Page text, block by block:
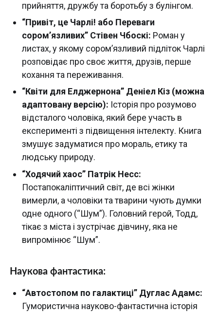
прийняття, дружбу та боротьбу з булінгом.
“Привіт, це Чарлі! або Переваги
сором’язливих” Стівен Чбоскі: Роман у
листах, у якому сором’язливий підліток Чарлі
розповідає про своє життя, друзів, перше
кохання та переживання.
“Квіти для Елджернона” Деніел Кіз (можна
адаптовану версію): Історія про розумово
відсталого чоловіка, який бере участь в
експерименті з підвищення інтелекту. Книга
змушує задуматися про мораль, етику та
людську природу.
“Ходячий хаос” Патрік Несс:
Постапокаліптичний світ, де всі жінки
вимерли, а чоловіки та тварини чують думки
одне одного (“Шум”). Головний герой, Тодд,
тікає з міста і зустрічає дівчину, яка не
випромінює “Шум”.
Наукова фантастика:
“Автостопом по галактиці” Дуглас Адамс:
Гумористична науково-фантастична історія